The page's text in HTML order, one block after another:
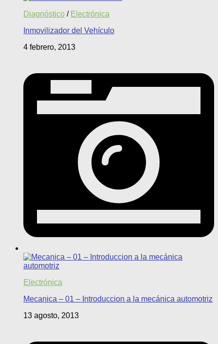
Diagnóstico / Electrónica
Inmovilizador del Vehículo
4 febrero, 2013
Electrónica
Mecanica – 01 – Introduccion a la mecánica automotriz
13 agosto, 2013